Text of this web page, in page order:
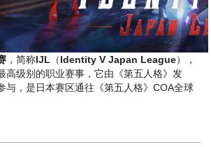
，简称IJL （Identity V Japan League），
高级别的职业赛事，它由《第五人格》发
与，是日本赛区通往《第五人格》COA全球